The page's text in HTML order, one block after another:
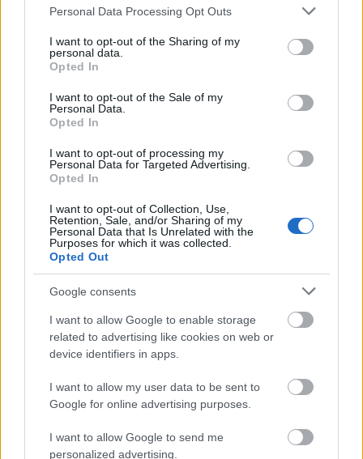
Please note that this website/app uses one or more Google
not limited to your visit or usage behaviour. You may click to
grant or deny consent to Google and its third-party tags to
use your data for below specified purposes in below Google
consent section.
Personal Data Processing Opt Outs
I want to opt-out of the Sharing of my
personal data.
Opted In
I want to opt-out of the Sale of my
Personal Data.
Opted In
I want to opt-out of processing my
Personal Data for Targeted Advertising.
Opted In
I want to opt-out of Collection, Use,
Retention, Sale, and/or Sharing of my
Personal Data that Is Unrelated with the
Purposes for which it was collected.
Opted Out
Google consents
I want to allow Google to enable storage
related to advertising like cookies on web or
device identifiers in apps.
I want to allow my user data to be sent to
Google for online advertising purposes.
I want to allow Google to send me
personalized advertising.
amihez alább csatoltuk az EP másik két felvételét is,